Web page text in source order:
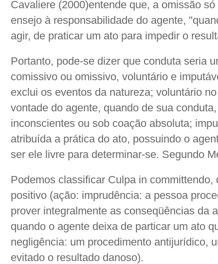
Cavaliere (2000)entende que, a omissão
ensejo à responsabilidade do agente,
agir, de praticar um ato para impedir o
Portanto, pode-se dizer que conduta seria
comissivo ou omissivo, voluntário e
exclui os eventos da natureza; voluntário
vontade do agente, quando de sua
inconscientes ou sob coação absoluta;
atribuída a prática do ato, possuindo o
ser ele livre para determinar-se. Segundo
Podemos classificar Culpa in
positivo (ação: imprudência: a pessoa
prover integralmente as conseqüências da
quando o agente deixa de particar um ato
negligência: um procedimento antijurídico,
evitado o resultado danoso).